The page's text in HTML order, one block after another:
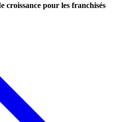
croissance pour les franchisés